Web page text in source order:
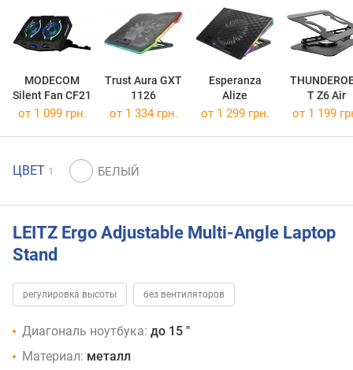
MODECOM
Silent Fan CF21
Trust Aura GXT
1126
Esperanza
Alize
T Z6 Air
от 1 099 грн. от 1 334 грн. от 1 299 грн. от 1 199
ЦВЕТ 1
LEITZ Ergo Adjustable Multi-Angle Laptop
Stand
регулировка высоты без вентиляторов
Диагональ ноутбука: до 15 "
Материал: металл